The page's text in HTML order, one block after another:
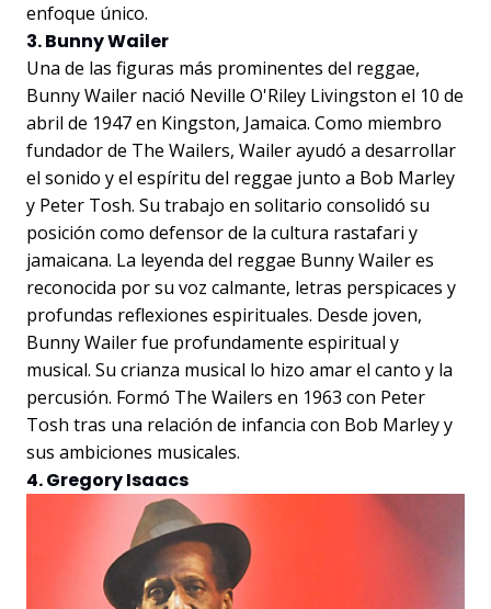
enfoque único.
3. Bunny Wailer
Una de las figuras más prominentes del reggae,
Bunny Wailer nació Neville O'Riley Livingston el 10 de
abril de 1947 en Kingston, Jamaica. Como miembro
fundador de The Wailers, Wailer ayudó a desarrollar
el sonido y el espíritu del reggae junto a Bob Marley
y Peter Tosh. Su trabajo en solitario consolidó su
posición como defensor de la cultura rastafari y
jamaicana. La leyenda del reggae Bunny Wailer es
reconocida por su voz calmante, letras perspicaces y
profundas reflexiones espirituales. Desde joven,
Bunny Wailer fue profundamente espiritual y
musical. Su crianza musical lo hizo amar el canto y la
percusión. Formó The Wailers en 1963 con Peter
Tosh tras una relación de infancia con Bob Marley y
sus ambiciones musicales.
4. Gregory Isaacs